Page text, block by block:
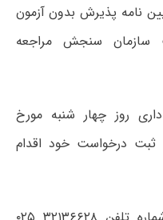
نامه پذیرش بدون آزمون
سازمان سنجش مراجعه
روز چهار شنبه مورخ
درخواست خود اقدام